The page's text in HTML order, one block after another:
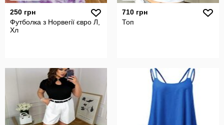
250 грн
Футболка з Норвегії євро Л,
Хл
710 грн
Топ